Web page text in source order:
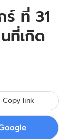
ร์ ที่ 31
ที่เกิด
Copy link